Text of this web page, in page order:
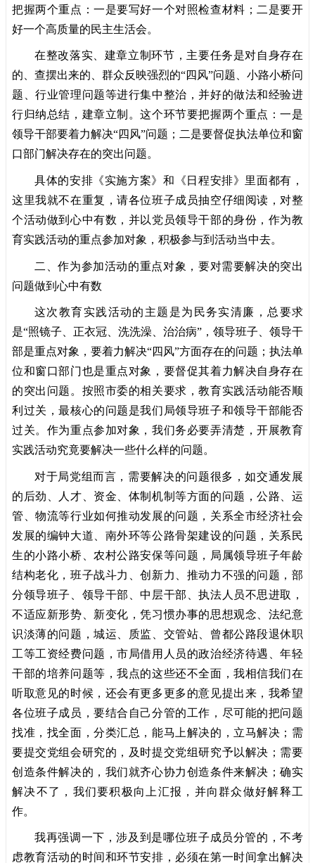
把握两个重点：一是要写好一个对照检查材料；二是要开
好一个高质量的民主生活会。
在整改落实、建章立制环节，主要任务是对自身存在
的、查摆出来的、群众反映强烈的“四风”问题、小路小桥问
题、行业管理问题等进行集中整治，并好的做法和经验进
行归纳总结，建章立制。这个环节要把握两个重点：一是
领导干部要着力解决“四风”问题；二是要督促执法单位和窗
口部门解决存在的突出问题。
具体的安排《实施方案》和《日程安排》里面都有，
这里我就不在重复，请各位班子成员抽空仔细阅读，对整
个活动做到心中有数，并以党员领导干部的身份，作为教
育实践活动的重点参加对象，积极参与到活动当中去。
二、作为参加活动的重点对象，要对需要解决的突出
问题做到心中有数
这次教育实践活动的主题是为民务实清廉，总要求
是“照镜子、正衣冠、洗洗澡、治治病”，领导班子、领导干
部是重点对象，要着力解决“四风”方面存在的问题；执法单
位和窗口部门也是重点对象，要督促其着力解决自身存在
的突出问题。按照市委的相关要求，教育实践活动能否顺
利过关，最核心的问题是我们局领导班子和领导干部能否
过关。作为重点参加对象，我们务必要弄清楚，开展教育
实践活动究竟要解决一些什么样的问题。
对于局党组而言，需要解决的问题很多，如交通发展
的后劲、人才、资金、体制机制等方面的问题，公路、运
管、物流等行业如何推动发展的问题，关系全市经济社会
发展的编钟大道、南外环等公路骨架建设的问题，关系民
生的小路小桥、农村公路安保等问题，局属领导班子年龄
结构老化，班子战斗力、创新力、推动力不强的问题，部
分领导班子、领导干部、中层干部、执法人员不思进取，
不适应新形势、新变化，凭习惯办事的思想观念、法纪意
识淡薄的问题，城运、质监、交管站、曾都公路段退休职
工等工资经费问题，市局借用人员的政治经济待遇、年轻
干部的培养问题等，我点的这些还不全面，我相信我们在
听取意见的时候，还会有更多更多的意见提出来，我希望
各位班子成员，要结合自己分管的工作，尽可能的把问题
找准，找全面，分类汇总，能马上解决的，立马解决；需
要提交党组会研究的，及时提交党组研究予以解决；需要
创造条件解决的，我们就齐心协力创造条件来解决；确实
解决不了，我们要积极向上汇报，并向群众做好解释工
作。
我再强调一下，涉及到是哪位班子成员分管的，不考
虑教育活动的时间和环节安排，必须在第一时间拿出解决